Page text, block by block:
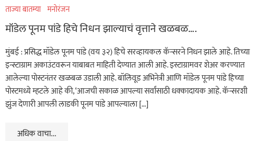
ताज्या बातम्या मनोरंजन
मॉडेल पूनम पांडे हिचे निधन झाल्याचं वृत्ताने खळबळ….
मुंबई : प्रसिद्ध मॉडेल पूनम पांडे (वय ३२) हिचे सरव्हायकल कॅन्सरने निधन झाले आहे. तिच्या
इन्स्टाग्राम अकाउंटवरून याबाबत माहिती देण्यात आली आहे. इस्टाग्रामवर शेअर करण्यात
आलेल्या पोस्टनंतर खळबळ उडाली आहे. बॉलिवूड अभिनेत्री आणि मॉडेल पूनम पांडे हिच्या
पोस्टमध्ये म्हटले आहे की, ‘आजची सकाळ आपल्या सर्वांसाठी धक्कादायक आहे. कॅन्सरशी
झुंज देणारी आपली लाडकी पूनम पांडे आपल्याला […]
अधिक वाचा...